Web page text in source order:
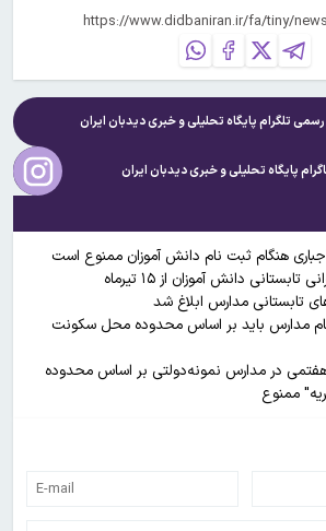
رسمی تلگرام پایگاه تحلیلی و خبریدیدبان ایران
پایگاه تحلیلی و خبریدیدبان ایران
هنگام ثبت نام دانش آموزان ممنوع است
دانش آموزان از ۱۵ تیرماه
تابستانی مدارس ابلاغ شد
مدارس باید بر اساس محدوده محل سکونت
در مدارس نمونه‌دولتی بر اساس محدوده
ممنوع